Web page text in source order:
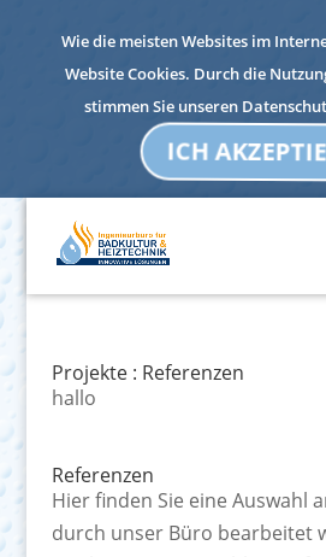
Projekte : Referenzen
hallo
Referenzen
Hier finden Sie eine Auswahl
durch unser Büro bearbeitet
Wie die meisten Websites im
Website Cookies. Durch die
stimmen Sie unseren
ICH